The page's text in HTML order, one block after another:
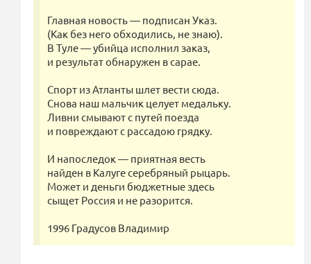
Главная новость — подписан Указ.
(Как без него обходились, не знаю).
В Туле — убийца исполнил заказ,
и результат обнаружен в сарае.
Спорт из Атланты шлет вести сюда.
Снова наш мальчик целует медальку.
Ливни смывают с путей поезда
и повреждают с рассадою грядку.
И напоследок — приятная весть
найден в Калуге серебряный рыцарь.
Может и деньги бюджетные здесь
сыщет Россия и не разорится.
1996 Градусов Владимир